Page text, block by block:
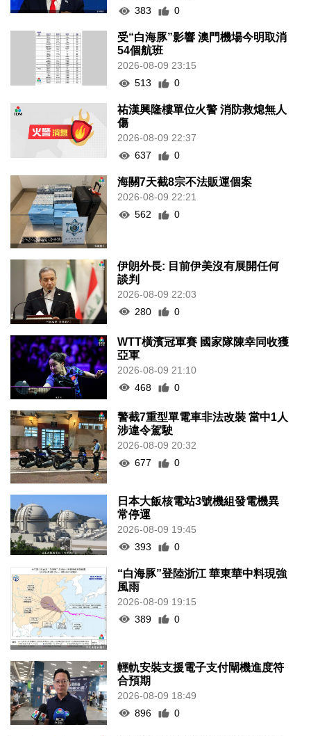
383
0
受“白海豚”影響 澳門機場今明取消
54個航班
2026-08-09 23:15
513
0
祐漢興隆樓單位火警 消防救熄無人
傷
2026-08-09 22:37
637
0
海關7天截8宗不法販運個案
2026-08-09 22:21
562
0
伊朗外長: 目前伊美沒有展開任何
談判
2026-08-09 22:03
280
0
WTT橫濱冠軍賽 國家隊陳幸同收獲
亞軍
2026-08-09 21:10
468
0
警截7重型單電車非法改裝 當中1人
涉違令駕駛
2026-08-09 20:32
677
0
日本大飯核電站3號機組發電機異
常停運
2026-08-09 19:45
393
0
“白海豚”登陸浙江 華東華中料現強
風雨
2026-08-09 19:15
389
0
輕軌安裝支援電子支付閘機進度符
合預期
2026-08-09 18:49
896
0